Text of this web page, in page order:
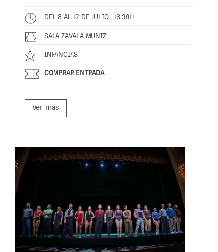
DEL 8 AL 12 DE JULIO , 16:30H
SALA ZAVALA MUNIZ
INFANCIAS
COMPRAR ENTRADA
Ver más